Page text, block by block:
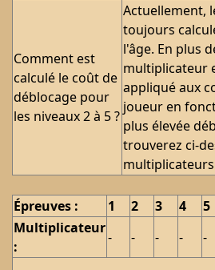
Comment est
calculé le coût de
déblocage pour
les niveaux 2 à 5 ?
Actuellement,
toujours
l'âge. En plus
multiplicateur
appliqué aux
joueur en
plus élevée
trouverez ci-
Épreuves : 1 2 3 4 5
Multiplicateur
:
- - - - -